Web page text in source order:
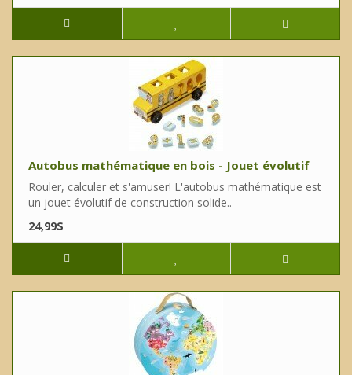
Autobus mathématique en bois - Jouet évolutif
Rouler, calculer et s'amuser! L'autobus mathématique est
un jouet évolutif de construction solide..
24,99$